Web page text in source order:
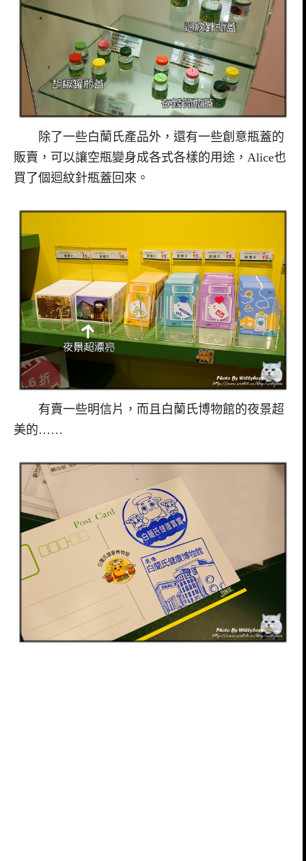
除了一些白蘭氏產品外，還有一些創意瓶蓋的
販賣，可以讓空瓶變身成各式各樣的用途，Alice也
買了個迴紋針瓶蓋回來。
有賣一些明信片，而且白蘭氏博物館的夜景超
美的……